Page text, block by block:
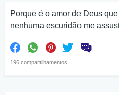
Porque é o amor de Deus
nenhuma escuridão me
196 compartilhamentos